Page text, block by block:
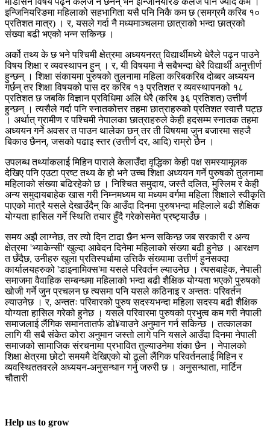
इन्जिनियरिङमा महिलाको सहभागिता यसै पनि निकै कम छ (समग्रमै करिब १०
प्रतिशत मात्र) । र, यसले गर्दा नै मध्यमाञ्चलमा छात्राको भन्दा छात्रको
संख्या बढी भएको भन्न सकिन्छ ।
अर्को तथ्य के छ भने पश्चिमी क्षेत्रमा अध्ययनरत् विद्यार्थीमध्ये धेरैले पढ्न पाउने
विषय शिक्षा र व्यवस्थापन हुन् । र, यी विषयमा नै सबैभन्दा धेरै विद्यार्थी अनुत्तीर्ण
हुन्छन् । शिक्षा संकायमा पुरुषको तुलनामा महिला करिबकरिब दोब्बर अध्ययन
गर्छन् तर शिक्षा विषयको पास दर करिब १३ प्रतिशत र व्यवस्थापनको १८
प्रतिशत छ जबकि विज्ञान प्रविधिमा अलि धेरै (करिब ३६ प्रतिशत) उत्तीर्ण
हुन्छन् । त्यसैले गर्दा पनि स्नातकोत्तर तहमा छात्राहरुको प्रतिशत स्वात्तै घट्छ
। अर्थात् ग्रामीण र पश्चिमी नेपालका छात्राहरुले केही हदसम्म स्नातक तहमा
अध्ययन गर्ने अवसर त पाउन थालेका छन् तर ती विषयमा जुन बजारमा सहजै
बिकाउ छैनन्, जसको पढाइ स्तर (उत्तीर्ण दर, आदि) राम्रो छैन ।
उपलब्ध तथ्यांकलाई मिहिन पाराले केलाउँदा वृद्धिका केही पक्ष समस्यामूलक
देखिए पनि एउटा प्रष्ट तथ्य के हो भने उच्च शिक्षा अध्ययन गर्ने पुरुषको तुलनामा
महिलाको संख्या बढिरहेको छ । निश्चित समुदाय, जस्तै दलित, मुस्लिम र केही
अन्य समुदायबाहेक खास गरी निम्नमध्यम या मध्यम वर्गमा महिला शिक्षाले स्वीकृति
पाएको मात्रै यसले देखाउँदैन् कि आउँदा दिनमा पुरुषभन्दा महिलाले बढी शैक्षिक
योग्यता हासिल गर्ने स्थिति तयार हुँदै गरेकोसमेत प्रष्ट्याउँछ ।
समय अझै लाग्नेछ, तर त्यो दिन टाढा छैन भन्न सकिन्छ जब सरकारी र अन्य
क्षेत्रमा 'भ्याकेन्सी' खुल्दा आवेदन दिनेमा महिलाको संख्या बढी हुनेछ । आरक्षण
त छँदैछ, उनीहरु खुला प्रतिस्पर्धामा उत्तिकै संख्यामा उत्तीर्ण हुनसक्दा
कार्यालयहरुको 'डाइनामिक्स'मा यसले परिवर्तन ल्याउनेछ । त्यसबाहेक, नेपाली
समाजमा वैवाहिक सम्बन्धमा महिलाको भन्दा बढी शैक्षिक योग्यता भएको पुरुषको
खोजी गर्ने जुन प्रचलन छ त्यसमा पनि यसले कठिनाइ र अन्ततः परिवर्तन
ल्याउनेछ । र, अन्ततः परिवारको पुरुष सदस्यभन्दा महिला सदस्य बढी शैक्षिक
योग्यता हासिल गरेको हुनेछ । यसले परिवारमा पुरुषको प्रभुत्व कम गरी नेपाली
समाजलाई लैंगिक समानतातर्फ डो¥याउने अनुमान गर्न सकिन्छ । तत्कालका
लागि यी सबै संकेत कोरा अनुमान जस्तो लागे पनि यसले आउँदा दिनमा नेपाली
समाजको सामाजिक संरचनामा प्रभावित तुल्याउनेमा शंका छैन । नेपालको
शिक्षा क्षेत्रमा छोटो समयमै देखिएको यो ठूलो लैंगिक परिवर्तनलाई मिहिन र
व्यवस्थिततवरले अध्ययन-अनुसन्धान गर्नु जरुरी छ । अनुसन्धाता, मार्टिन
चौतारी
Help us to grow